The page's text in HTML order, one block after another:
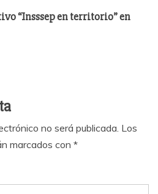
“Insssep en territorio” en
no será publicada. Los
marcados con *